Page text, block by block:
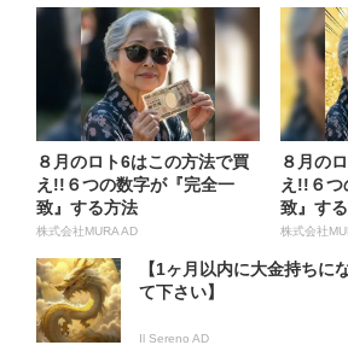
８月のロト6はこの方法で買
え!!６つの数字が『完全一
致』する方法
株式会社MURA AD
８月の
え!!６つ
致』す
株式会社
【1ヶ月以内に大金持ちに
て下さい】
Il Sereno AD